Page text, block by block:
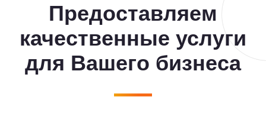
Предоставляем
качественные услуги
для Вашего бизнеса